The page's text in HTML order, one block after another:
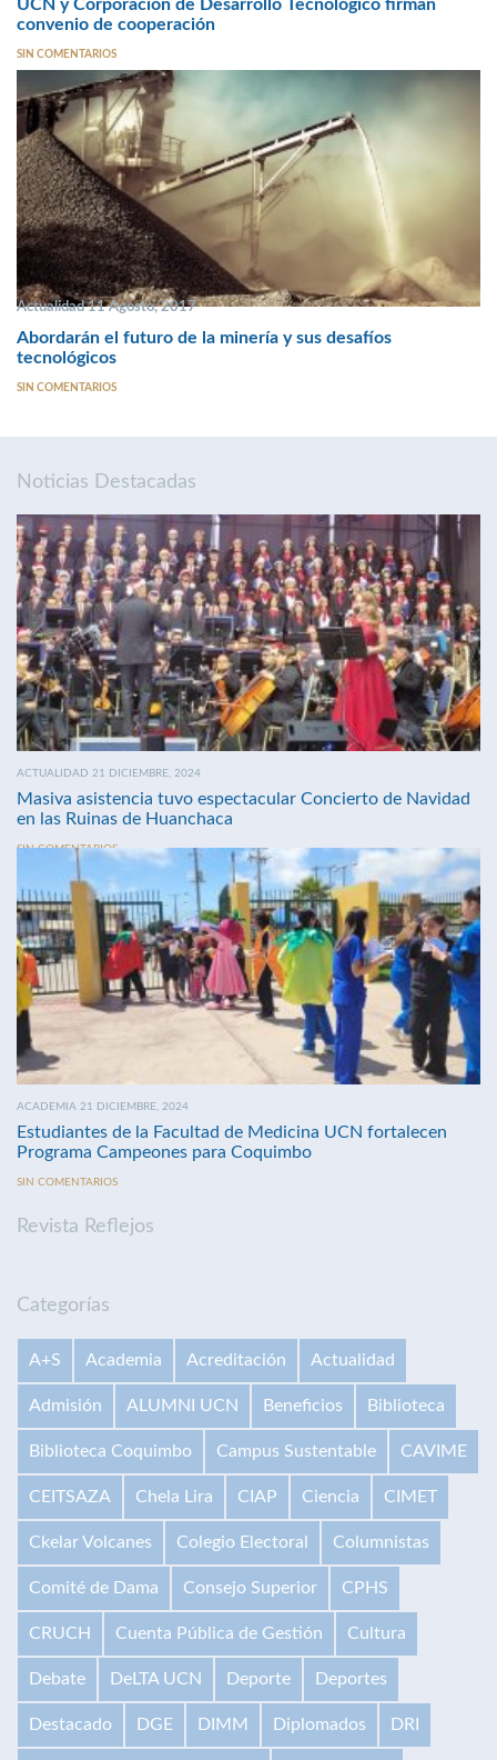
UCN y Corporación de Desarrollo Tecnológico firman
convenio de cooperación
SIN COMENTARIOS
Actualidad 11 Agosto, 2017
Abordarán el futuro de la minería y sus desafíos
tecnológicos
SIN COMENTARIOS
Noticias Destacadas
ACTUALIDAD 21 DICIEMBRE, 2024
Masiva asistencia tuvo espectacular Concierto de Navidad
en las Ruinas de Huanchaca
SIN COMENTARIOS
ACADEMIA 21 DICIEMBRE, 2024
Estudiantes de la Facultad de Medicina UCN fortalecen
Programa Campeones para Coquimbo
SIN COMENTARIOS
Revista Reflejos
Categorías
A+S Academia Acreditación Actualidad
Admisión ALUMNI UCN Beneficios Biblioteca
Biblioteca Coquimbo Campus Sustentable CAVIME
CEITSAZA Chela Lira CIAP Ciencia CIMET
Ckelar Volcanes Colegio Electoral Columnistas
Comité de Dama Consejo Superior CPHS
CRUCH Cuenta Pública de Gestión Cultura
Debate DeLTA UCN Deporte Deportes
Destacado DGE DIMM Diplomados DRI